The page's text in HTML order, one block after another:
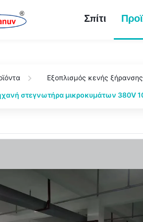
Σπίτι
Εξοπλισμός κενής
στεγνωτήρα μικροκυμάτων 380V